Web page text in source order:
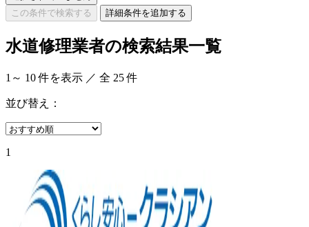
この条件で検索する
詳細条件を追加する
水道修理業者の検索結果一覧
1 ～ 10 件を表示 ／ 全 25件
並び替え：
1